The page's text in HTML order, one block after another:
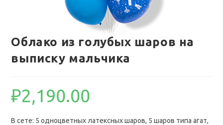
Облако из голубых шаров на
выписку мальчика
₽2,190.00
В сете: 5 одноцветных латексных шаров, 5 шаров типа агат,